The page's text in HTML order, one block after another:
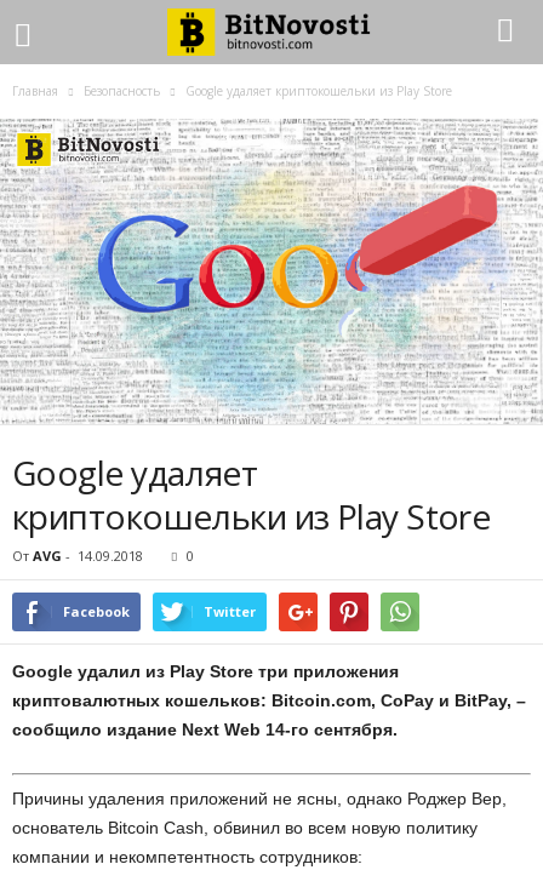
Главная Безопасность Google удаляет криптокошельки из Play Store
Google удаляет
криптокошельки из Play Store
От AVG - 14.09.2018 0
Facebook Twitter
Google удалил из Play Store три приложения
криптовалютных кошельков: Bitcoin.com, CoPay и BitPay, –
сообщило издание Next Web 14-го сентября.
Причины удаления приложений не ясны, однако Роджер Вер,
основатель Bitcoin Cash, обвинил во всем новую политику
компании и некомпетентность сотрудников: